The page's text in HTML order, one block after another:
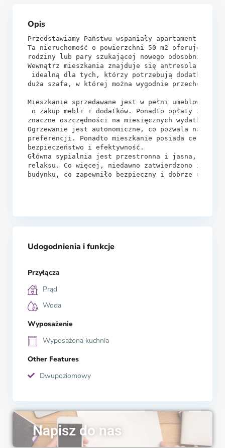
Opis
Przedstawiamy Państwu wspaniały apartament
Ta nieruchomość o powierzchni 50 m2 oferuje
rodziny lub pary szukającej nowego odosobnienia.
Wewnątrz mieszkania znajduje się antresola
idealną dla tych, którzy potrzebują dodatkowej
duża szafa, w której można wygodnie
Mieszkanie sprzedawane jest w pełni
o zakup mebli i dodatków. Ponadto opłaty za
znaczne oszczędności na miesięcznych wydatkach.
Ogrzewanie jest autonomiczne, co pozwala na
preferencji. Ponadto mieszkanie posiada
bezpieczeństwo i efektywność.
Główna sypialnia jest przestronna i jasna,
relaksu. Co więcej, niedawno zatwierdzono i
budynku, co zapewniło bezpieczny i dobrze
Udogodnienia i funkcje
Przyłącza
Prąd
Woda
Wyposażenie
Wyposażona kuchnia
Other Features
Dwupoziomowy
Napisz do nas